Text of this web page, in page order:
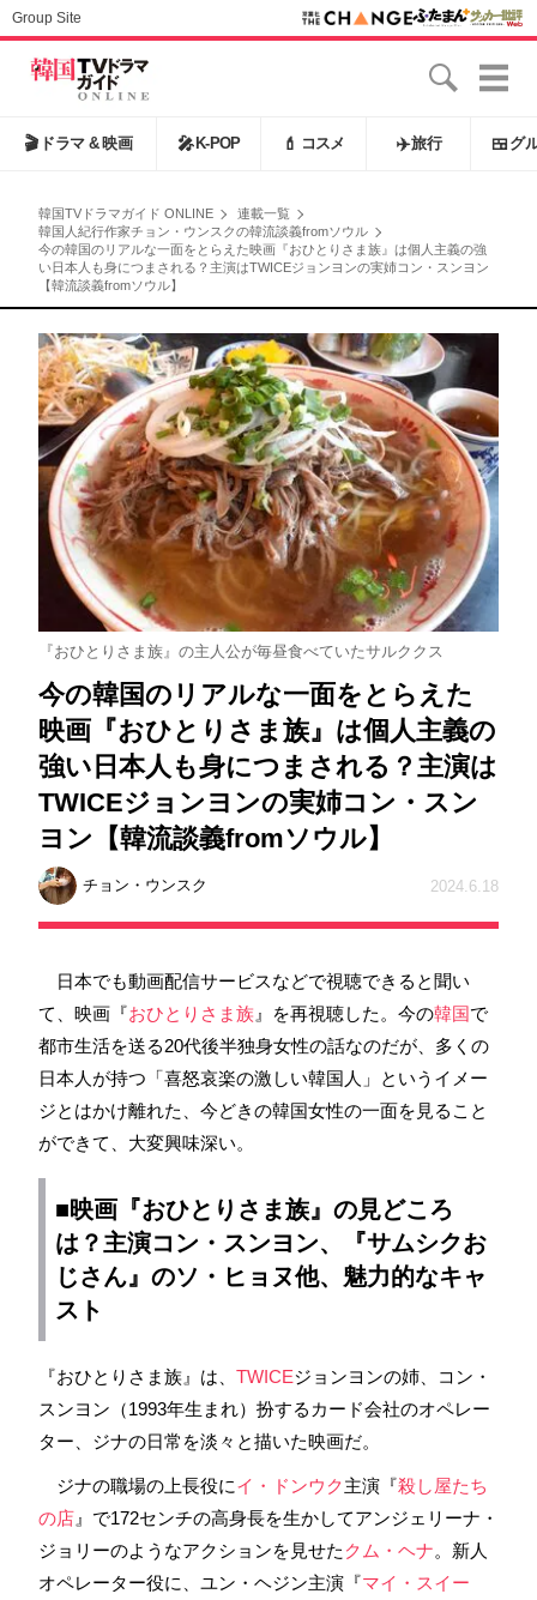
Group Site
🎬 ドラマ & 映画 🎤 K-POP 💄 コスメ ✈️旅行 🍱 グ
韓国TVドラマガイド ONLINE
連載一覧
韓国人紀行作家チョン・ウンスクの韓流談義fromソウル
今の韓国のリアルな一面をとらえた映画『おひとりさま族』は個人主義の強
い日本人も身につまされる？主演はTWICEジョンヨンの実姉コン・スンヨン
【韓流談義fromソウル】
『おひとりさま族』の主人公が毎昼食べていたサルククス
今の韓国のリアルな一面をとらえた
映画『おひとりさま族』は個人主義の
強い日本人も身につまされる？主演は
TWICEジョンヨンの実姉コン・スン
ヨン【韓流談義fromソウル】
チョン・ウンスク 2024.6.18
日本でも動画配信サービスなどで視聴できると聞い
て、映画『おひとりさま族 』を再視聴した。今の韓国で
都市生活を送る20代後半独身女性の話なのだが、多くの
日本人が持つ「喜怒哀楽の激しい韓国人」というイメー
ジとはかけ離れた、今どきの韓国女性の一面を見ること
ができて、大変興味深い。
■映画『おひとりさま族』の見どころ
は？主演コン・スンヨン、『サムシクお
じさん』のソ・ヒョヌ他、魅力的なキャ
スト
『おひとりさま族』は、 TWICEジョンヨンの姉、コン・
スンヨン（1993年生まれ）扮するカード会社のオペレー
ター、ジナの日常を淡々と描いた映画だ。
ジナの職場の上長役にイ・ドンウク主演『殺し屋たち
の店 』で172センチの高身長を生かしてアンジェリーナ・
ジョリーのようなアクションを見せた クム・ヘナ。新人
オペレーター役に、ユン・ヘジン主演『マイ・スイー